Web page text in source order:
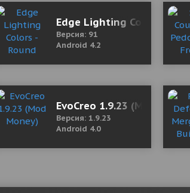
Edge Lighting Colors -
Версия: 91
Android 4.2
(Free Shopping)EvoCreo 1.9.23 (Mod
Версия: 1.9.23
Android 4.0